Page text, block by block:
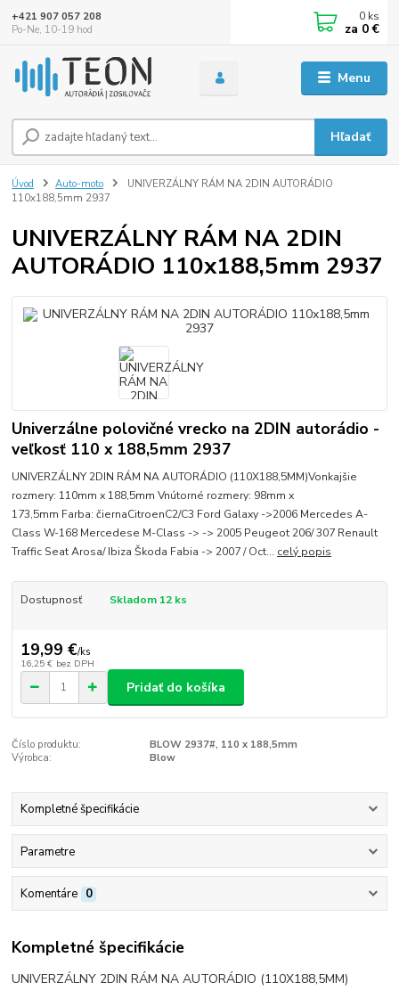
Menu
Hľadať
+421 907 057 208
Po-Ne, 10-19 hod
0 ks
za 0 €
Úvod Auto-moto
UNIVERZÁLNY RÁM NA 2DIN AUTORÁDIO
110x188,5mm 2937
UNIVERZÁLNY RÁM NA 2DIN
AUTORÁDIO 110x188,5mm 2937
Univerzálne polovičné vrecko na 2DIN autorádio -
veľkosť 110 x 188,5mm 2937
UNIVERZÁLNY 2DIN RÁM NA AUTORÁDIO (110X188,5MM)Vonkajšie
rozmery: 110mm x 188,5mm Vnútorné rozmery: 98mm x
173,5mm Farba: čiernaCitroenC2/C3 Ford Galaxy ->2006 Mercedes A-
Class W-168 Mercedese M-Class -> -> 2005 Peugeot 206/ 307 Renault
Traffic Seat Arosa/ Ibiza Škoda Fabia -> 2007 / Oct... celý popis
Dostupnosť Skladom 12 ks
19,99 €/ks
16,25 € bez DPH
Pridať do košíka
Číslo produktu:
BLOW 2937#, 110 x 188,5mm
Výrobca:
Blow
Kompletné špecifikácie
Parametre
Komentáre 0
Kompletné špecifikácie
UNIVERZÁLNY 2DIN RÁM NA AUTORÁDIO (110X188,5MM)